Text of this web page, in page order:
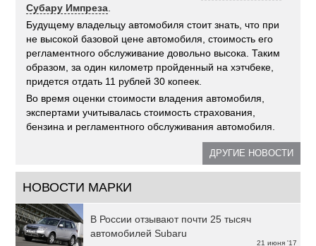
Субару Импреза
Будущему владельцу автомобиля стоит знать, что при
не высокой базовой цене автомобиля, стоимость его
регламентного обслуживание довольно высока. Таким
образом, за один километр пройденный на хэтчбеке,
придется отдать 11 рублей 30 копеек.
Во время оценки стоимости владения автомобиля,
экспертами учитывалась стоимость страхования,
бензина и регламентного обслуживания автомобиля.
ДРУГИЕ НОВОСТИ
НОВОСТИ МАРКИ
21 июня '17
В России отзывают почти 25 тысяч
автомобилей Subaru